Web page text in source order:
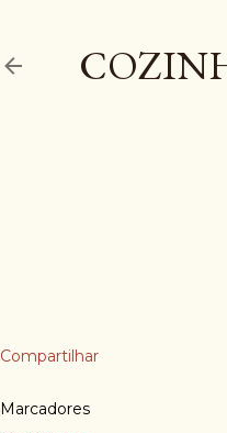
Compartilhar
Marcadores